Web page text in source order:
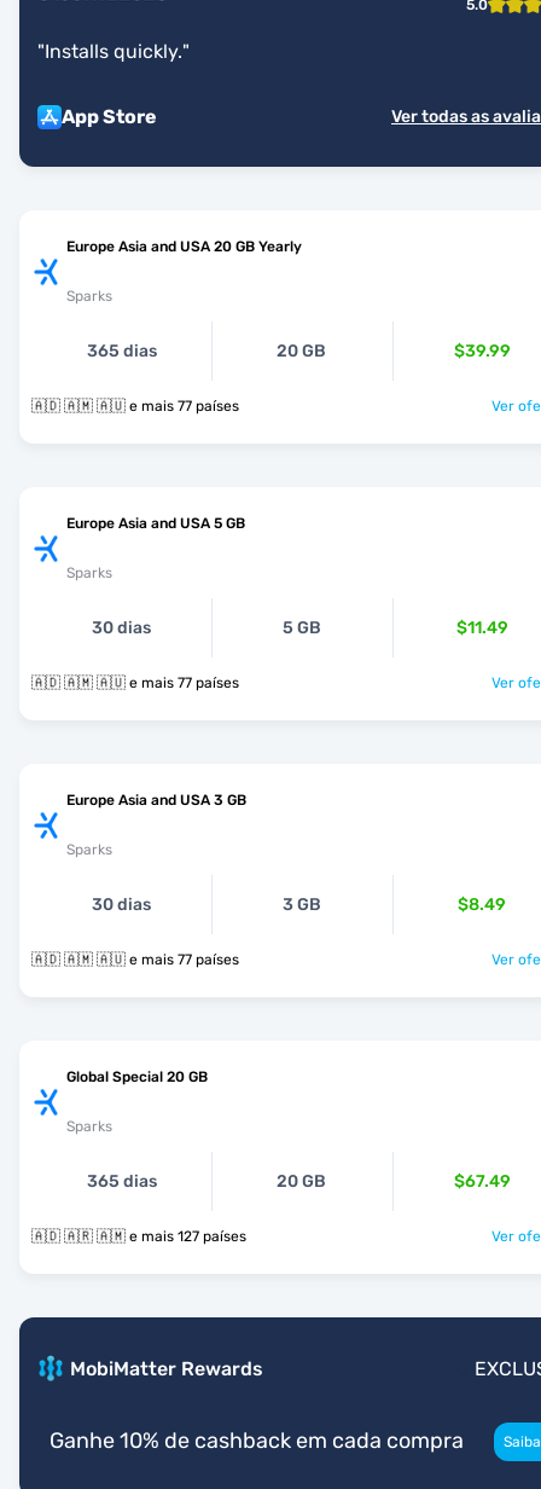
5.0
"Installs quickly."
App Store Ver todas as
Europe Asia and USA 20 GB Yearly
Sparks
365 dias 20 GB $39.99
🇦🇩 🇦🇲 🇦🇺 e mais 77 países Ver
Europe Asia and USA 5 GB
Sparks
30 dias 5 GB $11.49
🇦🇩 🇦🇲 🇦🇺 e mais 77 países Ver
Europe Asia and USA 3 GB
Sparks
30 dias 3 GB $8.49
🇦🇩 🇦🇲 🇦🇺 e mais 77 países Ver
Global Special 20 GB
Sparks
365 dias 20 GB $67.49
🇦🇩 🇦🇷 🇦🇲 e mais 127 países Ver
MobiMatter Rewards
Ganhe 10% de cashback em cada compra